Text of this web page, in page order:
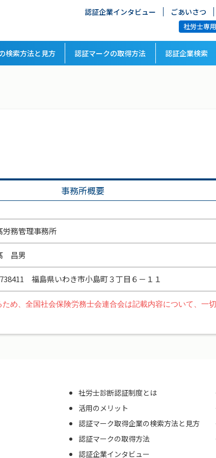
認証企業インタビュー ごあいさつ
社労士専
検索方法と見方 認証マークの取得方法 認証企業検索
事務所概要
労務管理事務所
昌男
福島県いわき市小島町３丁目６－１１
め、全国社会保険労務士会連合会は記載内容について、一
社労士診断認証制度とは
活用のメリット
認証マーク取得企業の検索方法と見方
認証マークの取得方法
認証企業インタビュー